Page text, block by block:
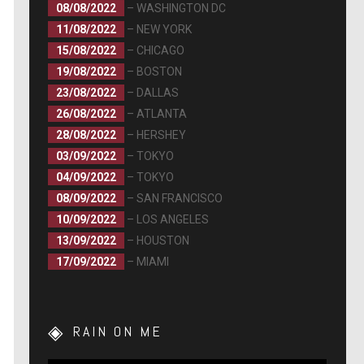
08/08/2022
– WASHINGTON DC
11/08/2022
– NEW YORK
15/08/2022
– CHICAGO
19/08/2022
– BOSTON
23/08/2022
– DALLAS
26/08/2022
– ATLANTA
28/08/2022
– HERSHEY
03/09/2022
– TOKYO
04/09/2022
– TOKYO
08/09/2022
– SAN FRANCISCO
10/09/2022
– LOS ANGELES
13/09/2022
– HOUSTON
17/09/2022
– MIAMI
RAIN ON ME